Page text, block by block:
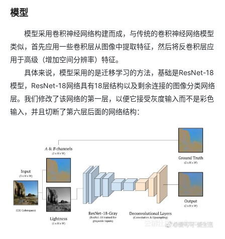
模型
模型采用卷积神经网络构建而成，与传统的卷积神经网络模型
类似，首先应用一些卷积层从图像中提取特征，然后将反卷积层应
用于高级（增加空间分辨率）特征。
具体来说，模型采用的是迁移学习的方法，基础是ResNet-18
模型，ResNet-18网络具有18层结构以及剩余连接的图像分类网络
层。我们修改了该网络的第一层，以便它接受灰度输入而不是彩色
输入，并且切断了第六层后面的网络结构：